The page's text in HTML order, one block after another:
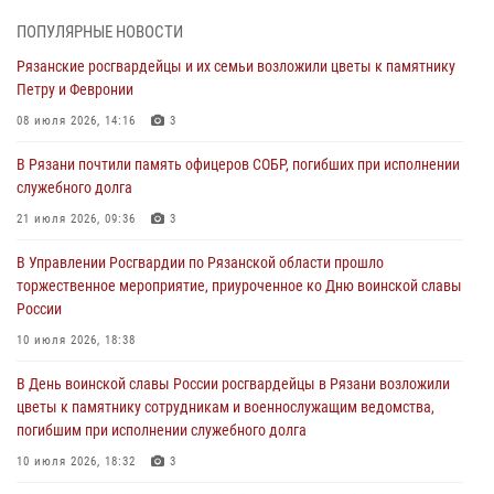
Для детей рязанских росгвардейцев в историческом музее провели
экскурсию по экспозиции, посвящённой губернской эпохе
В Управлении Росгвардии по Рязанской области состоялось
награждение военнослужащих государственными наградами
Рязанским росгвардейцам провели лекции о Крещении Руси
гражданства Российской Федерации за нарушение
законодательства
27 июля 2026, 15:26
ПОПУЛЯРНЫЕ НОВОСТИ
Рязанские росгвардейцы и их семьи возложили цветы к памятнику
Петру и Февронии
08 июля 2026, 14:16 3
В Рязани почтили память офицеров СОБР, погибших при исполнении
служебного долга
21 июля 2026, 09:36 3
В Управлении Росгвардии по Рязанской области прошло
торжественное мероприятие, приуроченное ко Дню воинской славы
России
10 июля 2026, 18:38
В День воинской славы России росгвардейцы в Рязани возложили
цветы к памятнику сотрудникам и военнослужащим ведомства,
погибшим при исполнении служебного долга
10 июля 2026, 18:32 3